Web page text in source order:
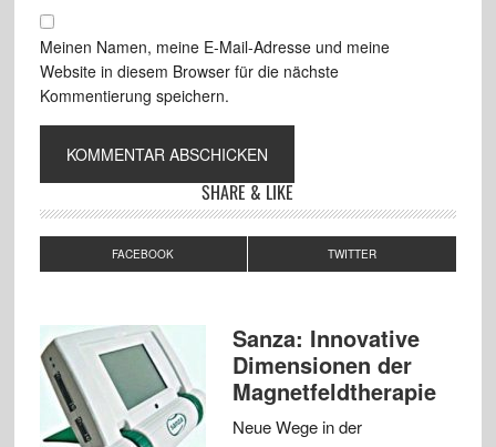
Meinen Namen, meine E-Mail-Adresse und meine
Website in diesem Browser für die nächste
Kommentierung speichern.
SHARE & LIKE
FACEBOOK TWITTER
Sanza: Innovative
Dimensionen der
Magnetfeldtherapie
Neue Wege in der